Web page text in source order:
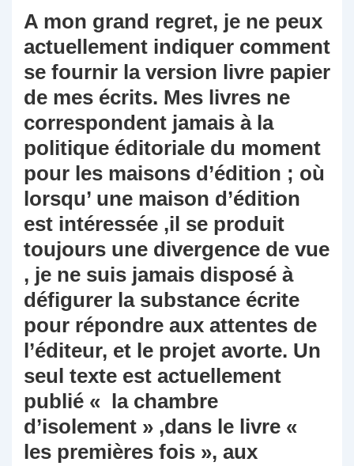
A mon grand regret, je ne peux
actuellement indiquer comment
se fournir la version livre papier
de mes écrits. Mes livres ne
correspondent jamais à la
politique éditoriale du moment
pour les maisons d’édition ; où
lorsqu’ une maison d’édition
est intéressée ,il se produit
toujours une divergence de vue
, je ne suis jamais disposé à
défigurer la substance écrite
pour répondre aux attentes de
l’éditeur, et le projet avorte. Un
seul texte est actuellement
publié « la chambre
d’isolement » ,dans le livre «
les premières fois », aux